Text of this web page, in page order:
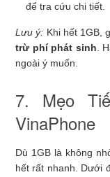
để tra cứu chi tiết.
Lưu ý: Khi hết 1GB,
trừ phí phát sinh .
ngoài ý muốn.
7. Mẹo
VinaPhone
Dù 1GB là không
hết rất nhanh. Dưới